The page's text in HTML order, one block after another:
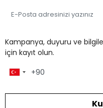
Kampanya, duyuru ve
için kayıt olun.